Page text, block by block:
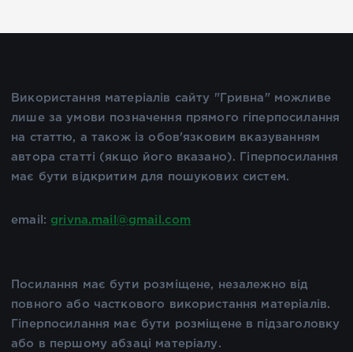
Використання матеріалів сайту "Гривна" можливе
лише за умови позначення прямого гіперпосилання
на статтю, а також із обов'язковим вказуванням
автора статті (якщо його вказано). Гіперпосилання
має бути відкритим для пошукових систем.
email: grivna.mail@gmail.com
Посилання має бути розміщене, незалежно від
повного або часткового використання матеріалів.
Гіперпосилання має бути розміщене в підзаголовку
або в першому абзаці матеріалу.